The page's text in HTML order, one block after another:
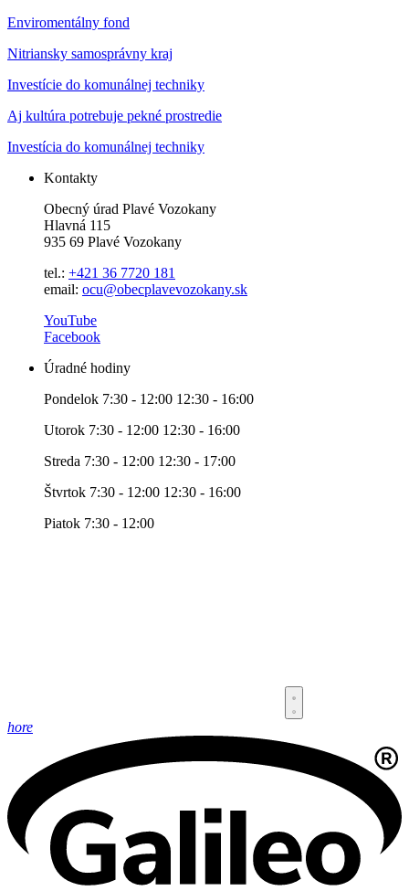
Enviromentálny fond
Nitriansky samosprávny kraj
Investície do komunálnej techniky
Aj kultúra potrebuje pekné prostredie
Investícia do komunálnej techniky
Kontakty
Obecný úrad Plavé Vozokany
Hlavná 115
935 69 Plavé Vozokany
tel.: +421 36 7720 181
email: ocu@obecplavevozokany.sk
YouTube
Facebook
Úradné hodiny
Pondelok 7:30 - 12:00 12:30 - 16:00
Utorok 7:30 - 12:00 12:30 - 16:00
Streda 7:30 - 12:00 12:30 - 17:00
Štvrtok 7:30 - 12:00 12:30 - 16:00
Piatok 7:30 - 12:00
hore